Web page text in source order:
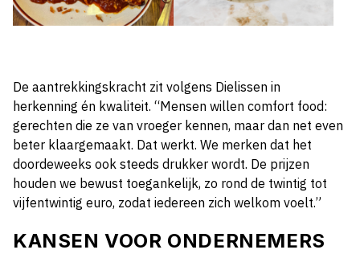
De aantrekkingskracht zit volgens Dielissen in
herkenning én kwaliteit. “Mensen willen comfort food:
gerechten die ze van vroeger kennen, maar dan net even
beter klaargemaakt. Dat werkt. We merken dat het
doordeweeks ook steeds drukker wordt. De prijzen
houden we bewust toegankelijk, zo rond de twintig tot
vijfentwintig euro, zodat iedereen zich welkom voelt.”
KANSEN VOOR ONDERNEMERS